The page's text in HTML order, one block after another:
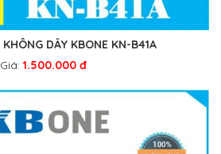
KHÔNG DÂY KBONE KN-B41A
Giá: 1.500.000 đ